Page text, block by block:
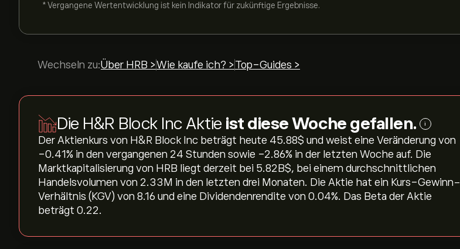
* Vergangene Wertentwicklung ist kein Indikator für zukünftige Ergebnisse.
Wechseln zu:Über HRB >Wie kaufe ich? > Top-Guides >
Die H&R Block Inc Aktie ist diese Woche gefallen. i
Der Aktienkurs von H&R Block Inc beträgt heute 45.88‎$‎ und weist eine Veränderung von
‎-0.41‎% in den vergangenen 24 Stunden sowie ‎-2.86‎% in der letzten Woche auf. Die
Marktkapitalisierung von HRB liegt derzeit bei 5.82B‎$‎, bei einem durchschnittlichen
Handelsvolumen von 2.33M in den letzten drei Monaten. Die Aktie hat ein Kurs-Gewinn-
Verhältnis (KGV) von 8.16 und eine Dividendenrendite von 0.04%. Das Beta der Aktie
beträgt 0.22.